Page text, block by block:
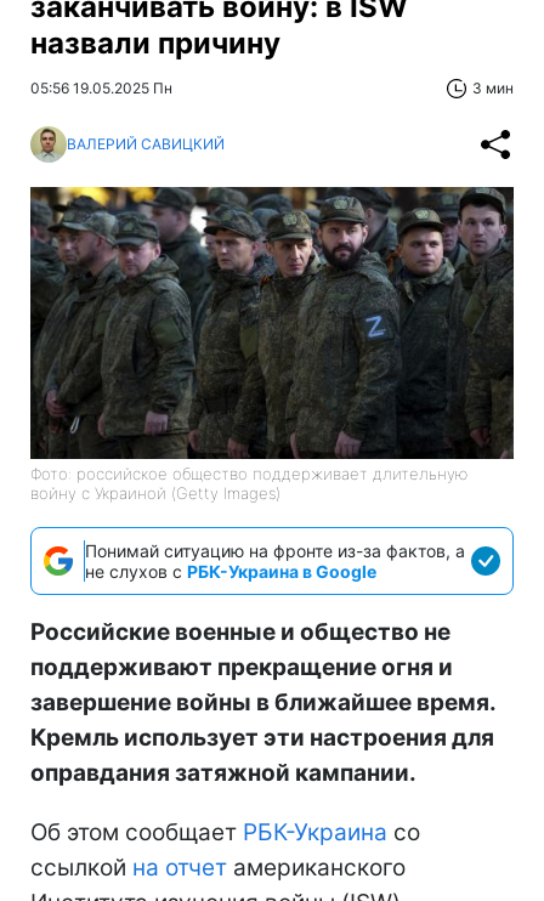
назвали причину
05:56 19.05.2025 Пн 3 мин
ВАЛЕРИЙ САВИЦКИЙ
Фото: российское общество поддерживает длительную
войну с Украиной (Getty Images)
Понимай ситуацию на фронте из-за фактов, а
не слухов с РБК-Украина в Google
Российские военные и общество не
поддерживают прекращение огня и
завершение войны в ближайшее время.
Кремль использует эти настроения для
оправдания затяжной кампании.
Об этом сообщает РБК-Украина со
ссылкой на отчет американского